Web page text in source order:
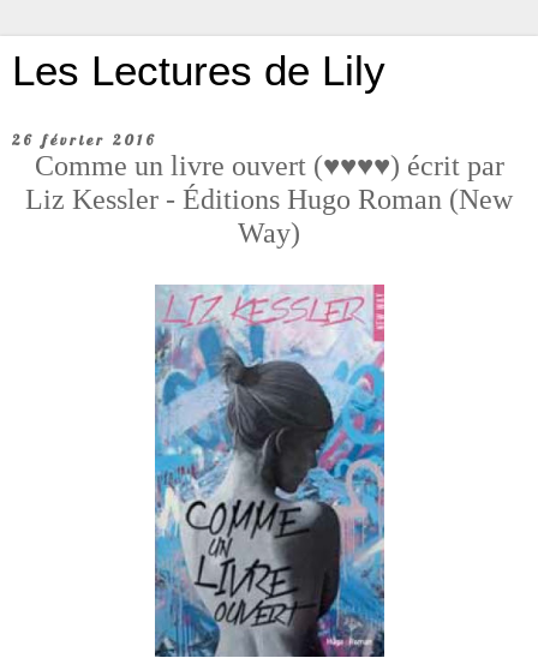
Les Lectures de Lily
26 février 2016
Comme un livre ouvert (♥♥♥♥) écrit par
Liz Kessler - Éditions Hugo Roman (New
Way)